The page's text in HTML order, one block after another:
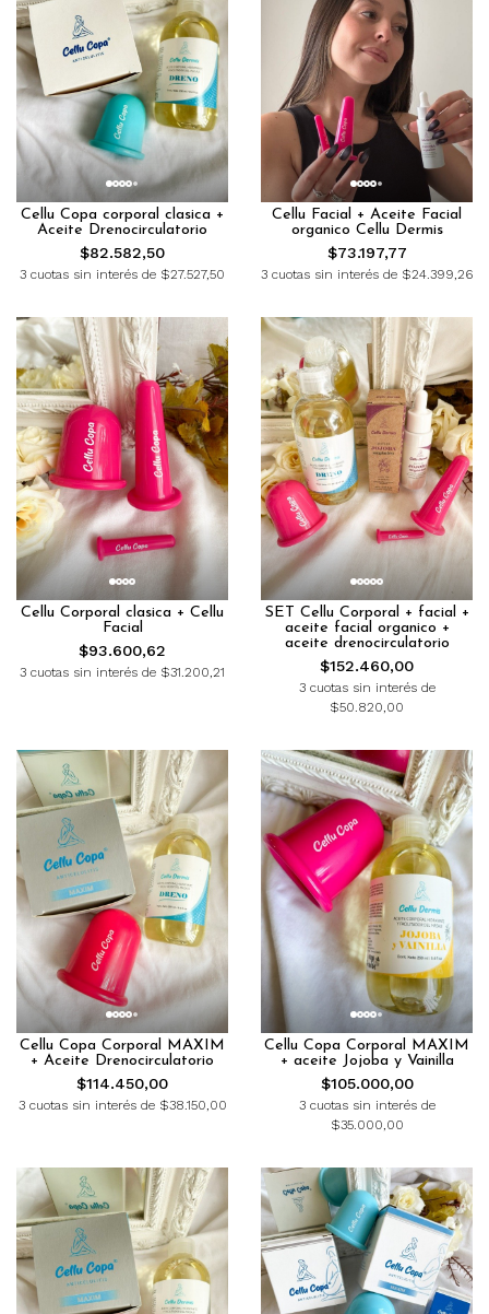
Cellu Copa corporal clasica +
Aceite Drenocirculatorio
$82.582,50
3 cuotas sin interés de $27.527,50
Cellu Facial + Aceite Facial
organico Cellu Dermis
$73.197,77
3 cuotas sin interés de $24.399,26
Cellu Corporal clasica + Cellu
Facial
$93.600,62
3 cuotas sin interés de $31.200,21
SET Cellu Corporal + facial +
aceite facial organico +
aceite drenocirculatorio
$152.460,00
3 cuotas sin interés de
$50.820,00
Cellu Copa Corporal MAXIM
+ Aceite Drenocirculatorio
$114.450,00
3 cuotas sin interés de $38.150,00
Cellu Copa Corporal MAXIM
+ aceite Jojoba y Vainilla
$105.000,00
3 cuotas sin interés de
$35.000,00